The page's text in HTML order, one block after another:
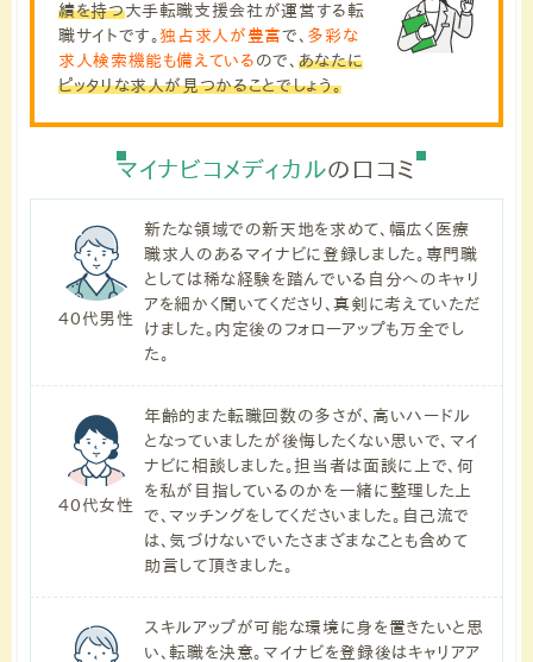
績を持つ大手転職支援会社が運営する転
職サイトです。 独占求人が豊富で、 多彩な
求人検索機能も備えている ので、 あなたに
ピッタリな求人が見つかることでしょう。
マイナビコメディカルの口コミ
40代男性
新たな領域での新天地を求めて、幅広く医療
職求人のあるマイナビに登録しました。専門職
としては稀な経験を踏んでいる自分へのキャリ
アを細かく聞いてくださり、真剣に考えていただ
けました。内定後のフォローアップも万全でし
た。
40代女性
年齢的また転職回数の多さが、高いハードル
となっていましたが後悔したくない思いで、マイ
ナビに相談しました。担当者は面談に上で、何
を私が目指しているのかを一緒に整理した上
で、マッチングをしてくださいました。自己流で
は、気づけないでいたさまざまなことも含めて
助言して頂きました。
スキルアップが可能な環境に身を置きたいと思
い、転職を決意。マイナビを登録後はキャリアア